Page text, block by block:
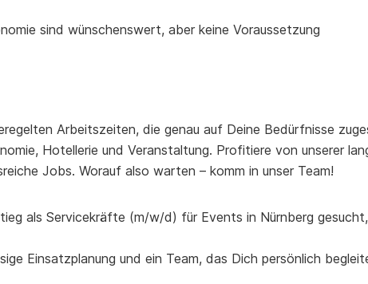
sind wünschenswert, aber keine Voraussetzung
Arbeitszeiten, die genau auf Deine Bedürfnisse
Hotellerie und Veranstaltung. Profitiere von unserer
Jobs. Worauf also warten – komm in unser Team!
als Servicekräfte (m/w/d) für Events in Nürnberg
Einsatzplanung und ein Team, das Dich persönlich